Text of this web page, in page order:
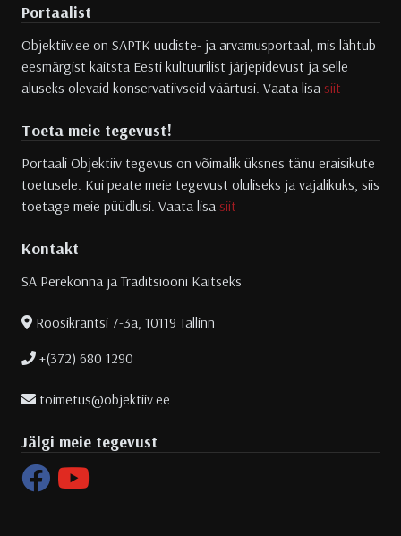
Portaalist
Objektiiv.ee on SAPTK uudiste- ja arvamusportaal, mis lähtub
eesmärgist kaitsta Eesti kultuurilist järjepidevust ja selle
aluseks olevaid konservatiivseid väärtusi. Vaata lisa siit
Toeta meie tegevust!
Portaali Objektiiv tegevus on võimalik üksnes tänu eraisikute
toetusele. Kui peate meie tegevust oluliseks ja vajalikuks, siis
toetage meie püüdlusi. Vaata lisa siit
Kontakt
SA Perekonna ja Traditsiooni Kaitseks
Roosikrantsi 7-3a, 10119 Tallinn
+(372) 680 1290
toimetus@objektiiv.ee
Jälgi meie tegevust